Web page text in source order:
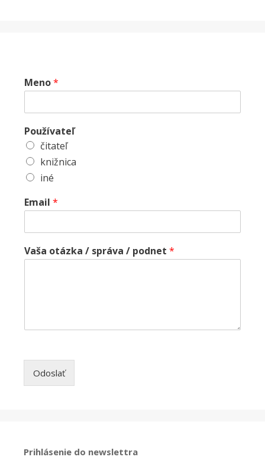
Meno*
Používateľ
čitateľ
knižnica
iné
Email *
Vaša otázka / správa / podnet *
Odoslať
Prihlásenie do newslettra